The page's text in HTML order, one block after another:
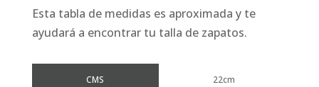
Esta tabla de medidas es aproximada y te
ayudará a encontrar tu talla de zapatos.
CMS 22cm